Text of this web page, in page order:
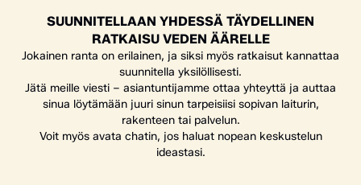
SUUNNITELLAAN YHDESSÄ TÄYDELLINEN
RATKAISU VEDEN ÄÄRELLE
Jokainen ranta on erilainen, ja siksi myös ratkaisut kannattaa
suunnitella yksilöllisesti.
Jätä meille viesti – asiantuntijamme ottaa yhteyttä ja auttaa
sinua löytämään juuri sinun tarpeisiisi sopivan laiturin,
rakenteen tai palvelun.
Voit myös avata chatin, jos haluat nopean keskustelun
ideastasi.